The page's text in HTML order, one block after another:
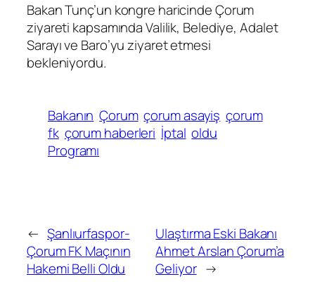
Bakan Tunç’un kongre haricinde Çorum
ziyareti kapsamında Valilik, Belediye, Adalet
Sarayı ve Baro’yu ziyaret etmesi
bekleniyordu.
Bakanın Çorum çorum asayiş çorum
fk çorum haberleri İptal oldu
Programı
← Şanlıurfaspor-
Çorum FK Maçının
Hakemi Belli Oldu
Ulaştırma Eski Bakanı
Ahmet Arslan Çorum’a
Geliyor →